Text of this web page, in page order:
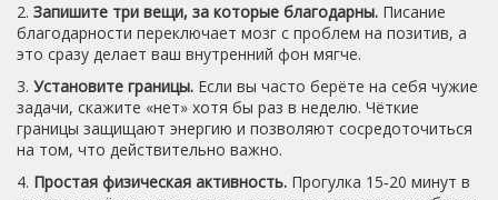
2. Запишите три вещи, за которые благодарны. Писание
благодарности переключает мозг с проблем на позитив, а
это сразу делает ваш внутренний фон мягче.
3. Установите границы. Если вы часто берёте на себя чужие
задачи, скажите «нет» хотя бы раз в неделю. Чёткие
границы защищают энергию и позволяют сосредоточиться
на том, что действительно важно.
4. Простая физическая активность. Прогулка 15‑20 минут в